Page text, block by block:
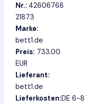
Nr.: 42606768
21873
Marke:
bett1.de
Preis: 733.00
EUR
Lieferant:
bett1.de
Lieferkosten:DE 6-8